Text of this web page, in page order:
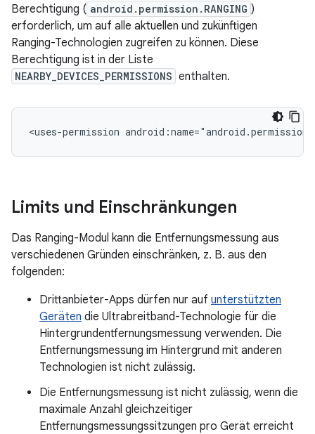
Berechtigung ( android.permission.RANGING )
erforderlich, um auf alle aktuellen und zukünftigen
Ranging-Technologien zugreifen zu können. Diese
Berechtigung ist in der Liste
NEARBY_DEVICES_PERMISSIONS enthalten.
<uses-permission
Limits und Einschränkungen
Das Ranging-Modul kann die Entfernungsmessung aus
verschiedenen Gründen einschränken, z. B. aus den
folgenden:
Drittanbieter-Apps dürfen nur auf unterstützten
Geräten die Ultrabreitband-Technologie für die
Hintergrundentfernungsmessung verwenden. Die
Entfernungsmessung im Hintergrund mit anderen
Technologien ist nicht zulässig.
Die Entfernungsmessung ist nicht zulässig, wenn die
maximale Anzahl gleichzeitiger
Entfernungsmessungssitzungen pro Gerät erreicht